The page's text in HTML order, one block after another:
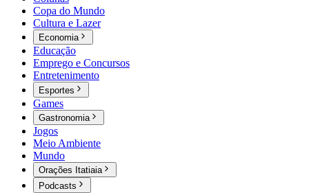
Copa do Mundo
Cultura e Lazer
Economia
Educação
Emprego e Concursos
Entretenimento
Esportes
Games
Gastronomia
Jogos
Meio Ambiente
Mundo
Orações Itatiaia
Podcasts